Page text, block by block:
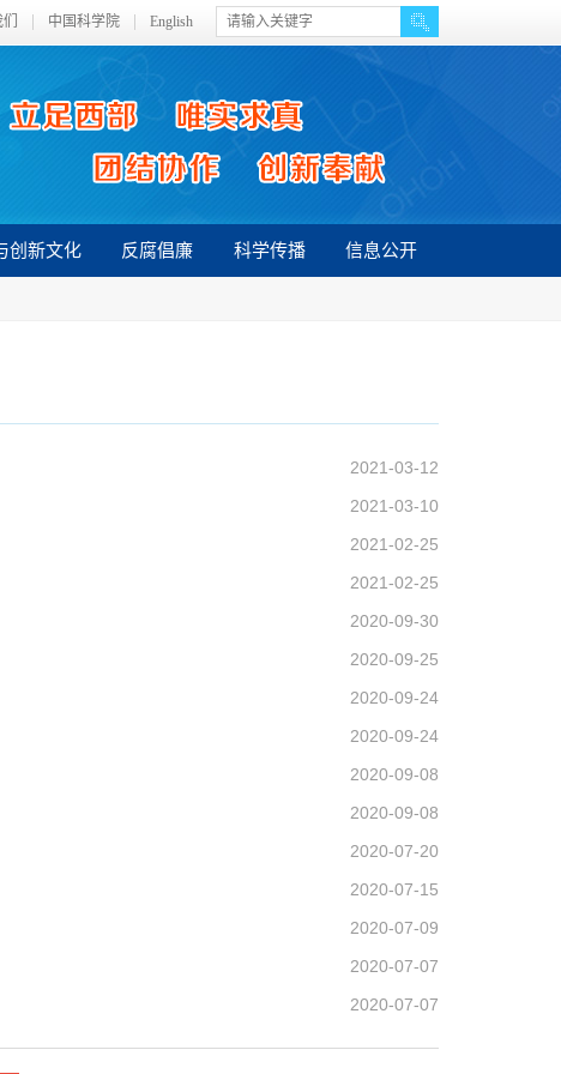
中国科学院 English
创新文化 反腐倡廉 科学传播 信息公开
2021-03-12
2021-03-10
2021-02-25
2021-02-25
2020-09-30
2020-09-25
2020-09-24
2020-09-24
2020-09-08
2020-09-08
2020-07-20
2020-07-15
2020-07-09
2020-07-07
2020-07-07